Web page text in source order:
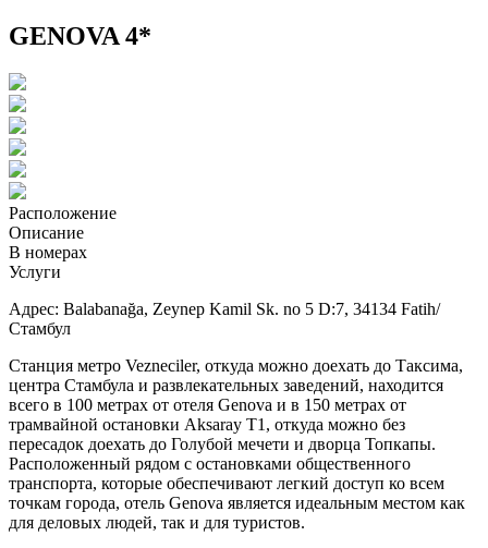
GENOVA 4*
Расположение
Описание
В номерах
Услуги
Адрес: Balabanağa, Zeynep Kamil Sk. no 5 D:7, 34134 Fatih/
Стамбул
Станция метро Vezneciler, откуда можно доехать до Таксима,
центра Стамбула и развлекательных заведений, находится
всего в 100 метрах от отеля Genova и в 150 метрах от
трамвайной остановки Aksaray T1 , откуда можно без
пересадок доехать до Голубой мечети и дворца Топкапы.
Расположенный рядом с остановками общественного
транспорта, которые обеспечивают легкий доступ ко всем
точкам города, отель Genova является идеальным местом как
для деловых людей, так и для туристов.